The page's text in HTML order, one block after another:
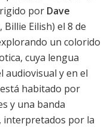
por Dave
Eilish) el 8 de
un colorido
cuya lengua
audiovisual y en el
habitado por
y una banda
interpretados por la